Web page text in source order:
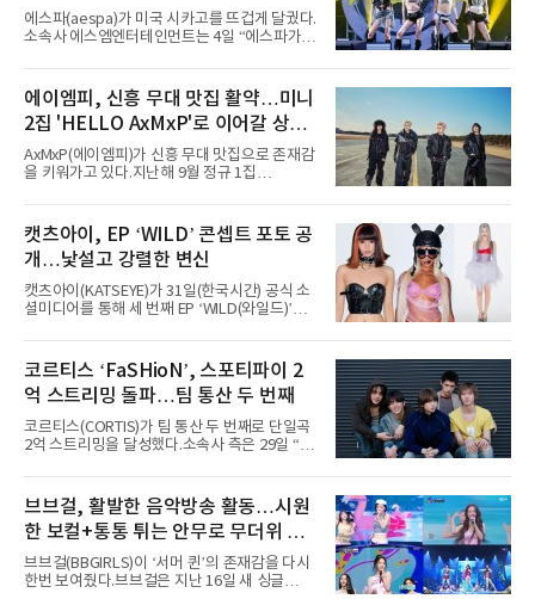
증명한 존재감
에스파(aespa)가 미국 시카고를 뜨겁게 달궜다.
소속사 에스엠엔터테인먼트는 4일 “에스파가
서 열린 ‘롤라팔루자 시카고’(Lollapalooza
Chicago)의 알리안츠 스테이지에 올랐다”며
“총 14곡으로 구성된 세트리스트를 선사, 데뷔 7
년 차다운 노련한 무대 매너와 파워풀한 에너지
로 현장의 분위기를 압도했다”고 밝혔다.1991
년 시작된 ‘롤라팔루자’는 8개 스테이지, 170여
팀의 아티스트와 40만 명 이상의 관객이 운집하
코르티스 등 K팝 스타들이 출연진 명단에 이름
을 올렸다.이날 에스파는
에이엠피, 신흥 무대 맛집 활약…미니
2집 'HELLO AxMxP'로 이어갈 상승
세
AxMxP(에이엠피)가 신흥 무대 맛집으로 존재감
을 키워가고 있다.지난해 9월 정규 1집
AxMxP는 데뷔 전부터 버스킹과 각종 페스티벌,
공연 무대에 오르며 실전 경험을 쌓아왔다.이들
은 소속사 패밀리 콘서트를 비롯해 '뷰티풀 민트
라이프 2025', '2025 부산국제록페스티벌' 등 대
형 무대에 잇달아 출연해 당찬 에너지와 풋풋한
매력으로 음악팬들의 눈도장을 찍었다.이후
AxMxP는 '카운트다운 판타지 2025-2026',
정적인 실력을 입증했고, 올해 '2026 어썸뮤직
페스티벌', '뷰티풀 민트 라이프 2026', '2026
캣츠아이, EP ‘WILD’ 콘셉트 포토 공
개…낯설고 강렬한 변신
캣츠아이(KATSEYE)가 31일(한국시간) 공식 소
셜미디어를 통해 세 번째 EP ‘WILD(와일드)’의
heart(와일드 하트)’라는 제목이 붙은 콘셉트 포
토에는 멤버들의 본능적이고 야성적인 면모가
강렬하게 담겼다. 짙은 아이섀도와 푸른빛·금빛·
붉은빛의 컬러 렌즈가 비현실적인 분위기를 자
아내고, 여러 원색이 불규칙하게 뒤섞인 멀티컬
러 헤어와 과감한 블루·블랙 립 메이크업이 낯설
고도 매혹적인 비주얼을 완성했다.스타일링 역
엣을 거침없이 결합했다. 멤버들은 각기 다른 개
성을 살린 스타일링을 선
코르티스 ‘FaSHioN’, 스포티파이 2
억 스트리밍 돌파…팀 통산 두 번째
코르티스(CORTIS)가 팀 통산 두 번째로 단일곡
2억 스트리밍을 달성했다.소속사 측은 29일 “코
벌 오디오·음원 스트리밍 플랫폼 스포티파이에
서 27일 자로 누적 재생 수 2억 회를 돌파했
다”고 밝혔다.곡이 발표된 지 약 10개월 만이다.
팀의 첫 번째 2억 스트리밍 곡은 동일 음반에 수
록된 ‘GO!’다. 이 노래는 공개 약 9개월 만인 지
난달 26일 자에 2억 고지를 밟았다. 이는 최근 5
년 내 데뷔한 보이그룹의 곡 중 최단기 2억 달성
브브걸, 활발한 음악방송 활동…시원
한 보컬+통통 튀는 안무로 무더위 사
냥
브브걸(BBGIRLS)이 ‘서머 퀸’의 존재감을 다시
한번 보여줬다.브브걸은 지난 16일 새 싱글